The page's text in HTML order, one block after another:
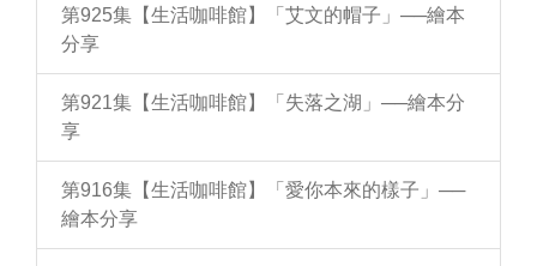
第925集【生活咖啡館】「艾文的帽子」──繪本
分享
第921集【生活咖啡館】「失落之湖」──繪本分
享
第916集【生活咖啡館】「愛你本來的樣子」──
繪本分享